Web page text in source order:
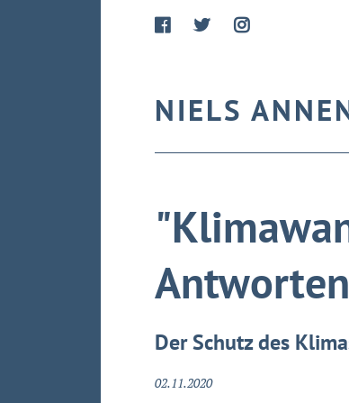
NIELS
Der Schutz des
02.11.2020